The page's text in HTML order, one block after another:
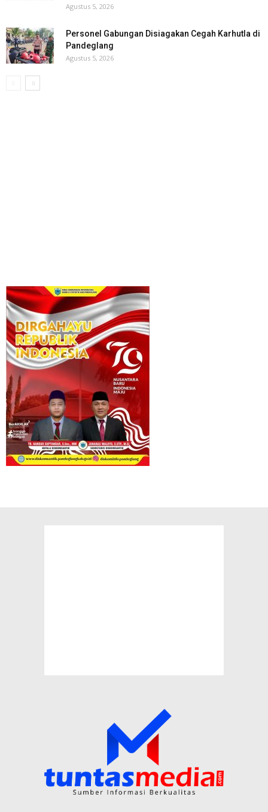
Agustus 5, 2026
Personel Gabungan Disiagakan Cegah Karhutla di
Pandeglang
Agustus 5, 2026